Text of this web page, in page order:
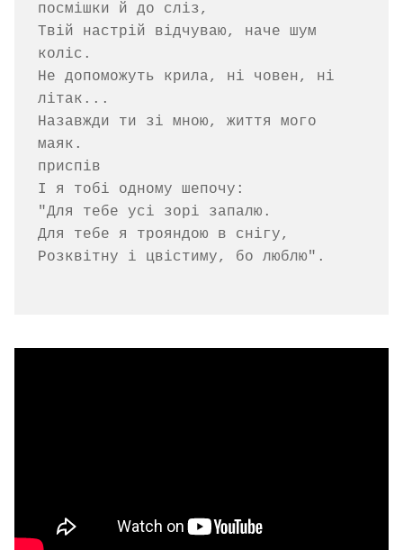
посмішки й до сліз,
Твій настрій відчуваю, наче шум
коліс.
Не допоможуть крила, ні човен, ні
літак...
Назавжди ти зі мною, життя мого
маяк.
приспів
І я тобі одному шепочу:
"Для тебе усі зорі запалю.
Для тебе я трояндою в снігу,
Розквітну і цвістиму, бо люблю".